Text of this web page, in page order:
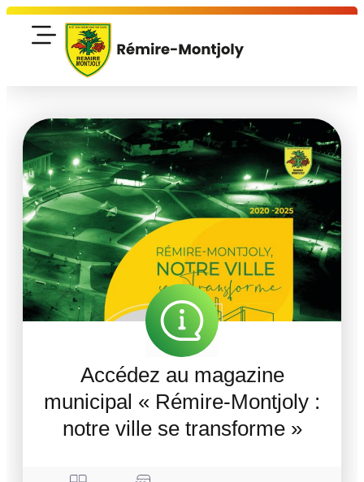
Accédez au magazine
municipal « Rémire-Montjoly :
notre ville se transforme »